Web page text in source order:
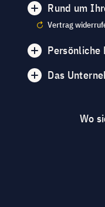
Rund um
Vertrag
Persönliche
Das
Wo